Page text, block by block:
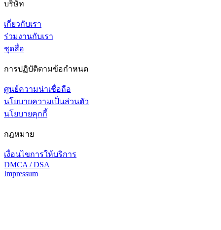
บริษัท
เกี่ยวกับเรา
ร่วมงานกับเรา
ชุดสื่อ
การปฏิบัติตามข้อกำหนด
ศูนย์ความน่าเชื่อถือ
นโยบายความเป็นส่วนตัว
นโยบายคุกกี้
กฎหมาย
เงื่อนไขการให้บริการ
DMCA / DSA
Impressum